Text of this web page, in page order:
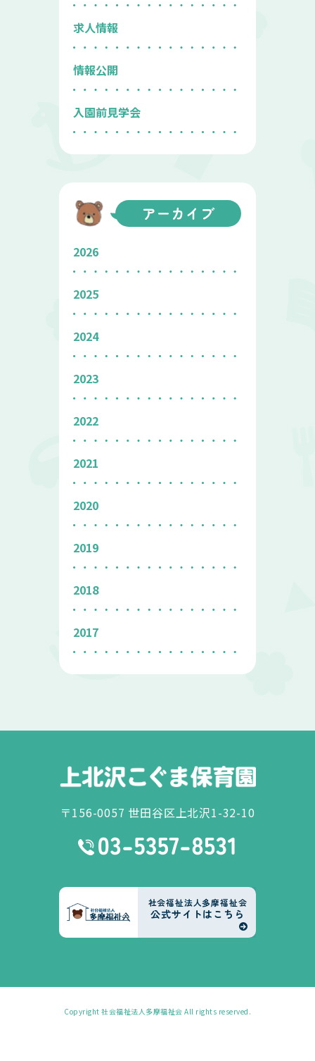
求人情報
情報公開
入園前見学会
アーカイブ
2026
2025
2024
2023
2022
2021
2020
2019
2018
2017
〒156-0057 世田谷区上北沢1-32-10
社会福祉法人多摩福祉会
公式サイトはこちら
Copyright 社会福祉法人多摩福祉会 All rights reserved.